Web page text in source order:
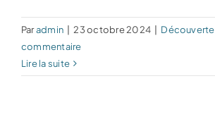
Nous joindre
Paradmin 23 octobre 2024 Découverte
commentaire
Lire la suite